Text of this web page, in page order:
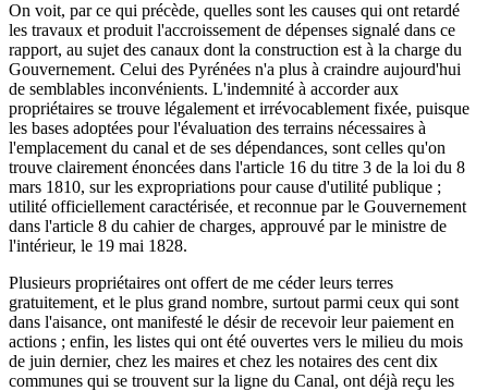
On voit, par ce qui précède, quelles sont les causes qui ont retardé
les travaux et produit l'accroissement de dépenses signalé dans ce
rapport, au sujet des canaux dont la construction est à la charge du
Gouvernement. Celui des Pyrénées n'a plus à craindre aujourd'hui
de semblables inconvénients. L'indemnité à accorder aux
propriétaires se trouve légalement et irrévocablement fixée, puisque
les bases adoptées pour l'évaluation des terrains nécessaires à
l'emplacement du canal et de ses dépendances, sont celles qu'on
trouve clairement énoncées dans l'article 16 du titre 3 de la loi du 8
mars 1810, sur les expropriations pour cause d'utilité publique ;
utilité officiellement caractérisée, et reconnue par le Gouvernement
dans l'article 8 du cahier de charges, approuvé par le ministre de
l'intérieur, le 19 mai 1828.
Plusieurs propriétaires ont offert de me céder leurs terres
gratuitement, et le plus grand nombre, surtout parmi ceux qui sont
dans l'aisance, ont manifesté le désir de recevoir leur paiement en
actions ; enfin, les listes qui ont été ouvertes vers le milieu du mois
de juin dernier, chez les maires et chez les notaires des cent dix
communes qui se trouvent sur la ligne du Canal, ont déjà reçu les